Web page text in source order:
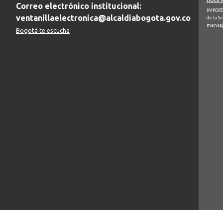
Correo electrónico institucional:
ventanillaelectronica@alcaldiabogota.gov.co
Bogotá te escucha
de la